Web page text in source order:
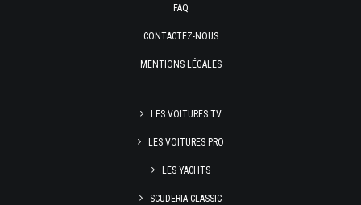
FAQ
CONTACTEZ-NOUS
MENTIONS LÉGALES
LES VOITURES TV
LES VOITURES PRO
LES YACHTS
SCUDERIA CLASSIC